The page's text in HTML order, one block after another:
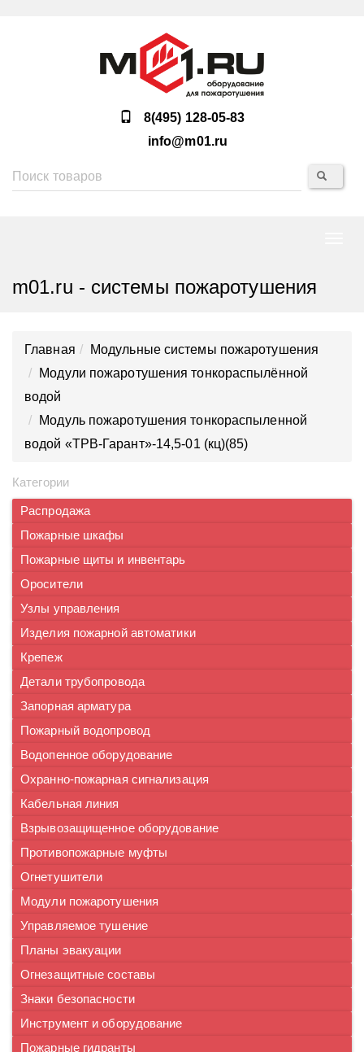
8(495) 128-05-83
info@m01.ru
m01.ru - системы пожаротушения
Главная
Модульные системы пожаротушения
Модули пожаротушения тонкораспылённой
водой
Модуль пожаротушения тонкораспыленной
водой «ТРВ-Гарант»-14,5-01 (кц)(85)
Категории
Распродажа
Пожарные шкафы
Пожарные щиты и инвентарь
Оросители
Узлы управления
Изделия пожарной автоматики
Крепеж
Детали трубопровода
Запорная арматура
Пожарный водопровод
Водопенное оборудование
Охранно-пожарная сигнализация
Кабельная линия
Взрывозащищенное оборудование
Противопожарные муфты
Огнетушители
Модули пожаротушения
Управляемое тушение
Планы эвакуации
Огнезащитные составы
Знаки безопасности
Инструмент и оборудование
Пожарные гидранты